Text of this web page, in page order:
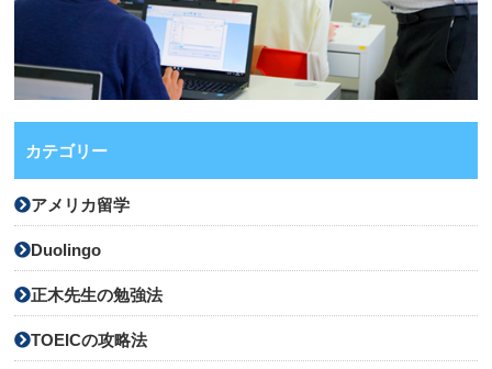
カテゴリー
アメリカ留学
Duolingo
正木先生の勉強法
TOEICの攻略法